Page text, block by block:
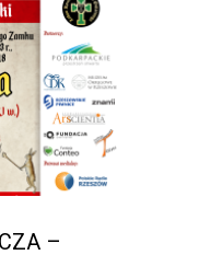
–